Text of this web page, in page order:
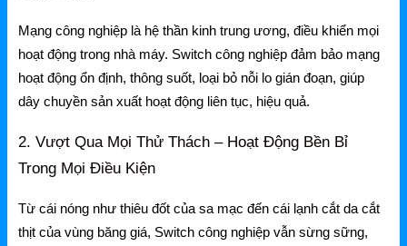
Linksys
Linksys Router WiFi
Linksys WiFi
H3C
Mạng công nghiệp là hệ thần kinh trung ương, điều khiển mọi
hoạt động trong nhà máy. Switch công nghiệp đảm bảo mạng
hoạt động ổn định, thông suốt, loại bỏ nỗi lo gián đoạn, giúp
dây chuyền sản xuất hoạt động liên tục, hiệu quả.
2. Vượt Qua Mọi Thử Thách – Hoạt Động Bền Bỉ
Trong Mọi Điều Kiện
Từ cái nóng như thiêu đốt của sa mạc đến cái lạnh cắt da cắt
thịt của vùng băng giá, Switch công nghiệp vẫn sừng sững,